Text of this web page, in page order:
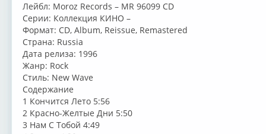
Лейбл: Moroz Records – MR 96099 CD
Серии: Коллекция КИНО –
Формат: CD, Album, Reissue, Remastered
Страна: Russia
Дата релиза: 1996
Жанр: Rock
Стиль: New Wave
Содержание
1 Кончится Лето 5:56
2 Красно-Желтые Дни 5:50
3 Нам С Тобой 4:49